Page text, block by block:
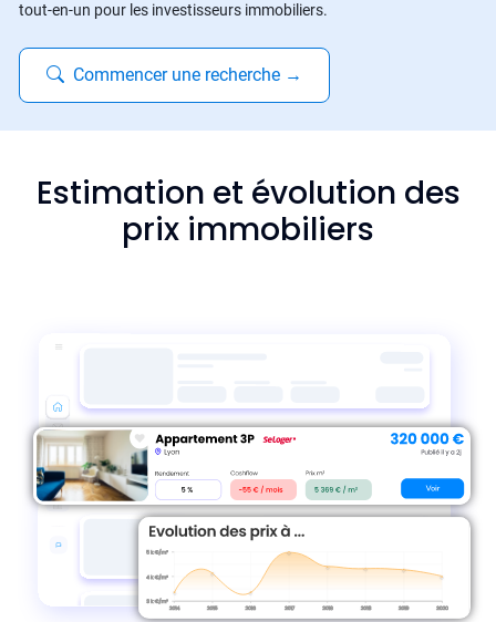
tout-en-un pour les investisseurs immobiliers.
Commencer une recherche →
Estimation et évolution des
prix immobiliers